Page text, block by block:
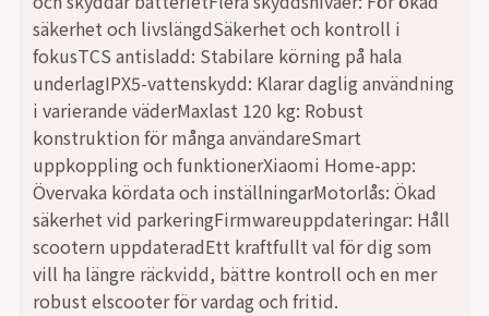
säkerhet och livslängdSäkerhet och kontroll i
fokusTCS antisladd: Stabilare körning på hala
underlagIPX5-vattenskydd: Klarar daglig användning
i varierande väderMaxlast 120 kg: Robust
konstruktion för många användareSmart
uppkoppling och funktionerXiaomi Home-app:
Övervaka kördata och inställningarMotorlås: Ökad
säkerhet vid parkeringFirmwareuppdateringar: Håll
scootern uppdateradEtt kraftfullt val för dig som
vill ha längre räckvidd, bättre kontroll och en mer
robust elscooter för vardag och fritid.